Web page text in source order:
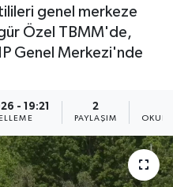
genel merkeze
Özel TBMM'de,
Genel Merkezi'nde
- 19:21 2
PAYLAŞIM